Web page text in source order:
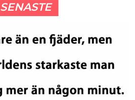
SENASTE